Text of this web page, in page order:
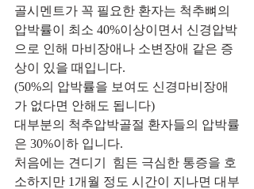
골시멘트가 꼭 필요한 환자는 척추뼈의
압박률이 최소 40%이상이면서 신경압박
으로 인해 마비장애나 소변장애 같은 증
상이 있을 때입니다.
(50%의 압박률을 보여도 신경마비장애
가 없다면 안해도 됩니다)
대부분의 척추압박골절 환자들의 압박률
은 30%이하 입니다.
처음에는 견디기  힘든 극심한 통증을 호
소하지만 1개월 정도 시간이 지나면 대부